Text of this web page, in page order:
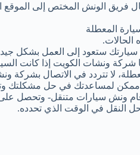
فريق الونش المختص إلى
المعطلة
سيارتك ستعود إلى العمل بشكل
شركة ونشات الكويت إذا كانت
لا تتردد في الاتصال بشركة
لمساعدتك في حل مشكلتك
ونش سيارات متنقل- وتحصل على
النقل في الوقت الذي تحدده.